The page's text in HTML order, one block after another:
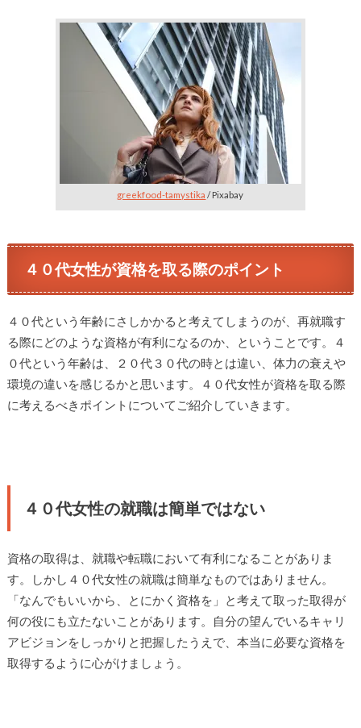
greekfood-tamystika / Pixabay
４０代女性が資格を取る際のポイント
４０代という年齢にさしかかると考えてしまうのが、再就職す
る際にどのような資格が有利になるのか、ということです。４
０代という年齢は、２０代３０代の時とは違い、体力の衰えや
環境の違いを感じるかと思います。４０代女性が資格を取る際
に考えるべきポイントについてご紹介していきます。
４０代女性の就職は簡単ではない
資格の取得は、就職や転職において有利になることがありま
す。しかし４０代女性の就職は簡単なものではありません。
「なんでもいいから、とにかく資格を」と考えて取った取得が
何の役にも立たないことがあります。自分の望んでいるキャリ
アビジョンをしっかりと把握したうえで、本当に必要な資格を
取得するように心がけましょう。